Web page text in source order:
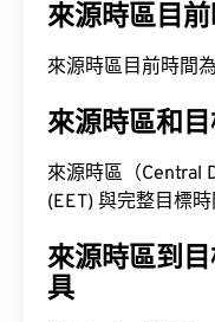
來源時區目
來源時區目前時間
來源時區和
來源時區（Central
(EET) 與完整目標
來源時區到
具